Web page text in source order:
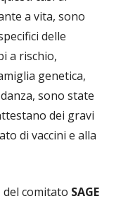
a vita, sono
delle
a rischio,
genetica,
sono state
dei gravi
di vaccini e alla
comitato SAGE